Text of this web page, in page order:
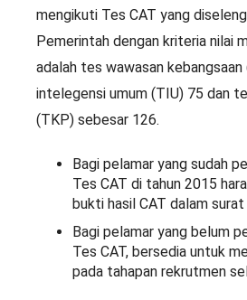
mengikuti Tes CAT yang
Pemerintah dengan kriteria nilai
adalah tes wawasan
intelegensi umum (TIU) 75 dan
(TKP) sebesar 126.
Bagi pelamar yang sudah
Tes CAT di tahun 2015
bukti hasil CAT dalam surat
Bagi pelamar yang belum
Tes CAT, bersedia untuk
pada tahapan rekrutmen